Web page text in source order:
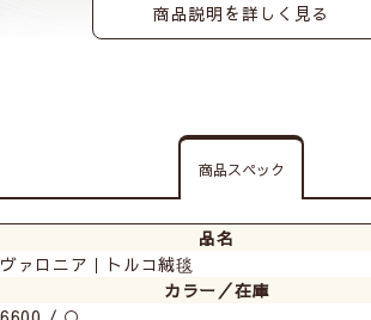
「ぼかし」や「にじみ」を繊細に表現した
デザインが細やかながらもフォギーさを取
で淡くやさしい仕上がりになっています。
商品説明を詳しく見る
商品スペック
品名
ヴァロニア｜トルコ絨毯
カラー／在庫